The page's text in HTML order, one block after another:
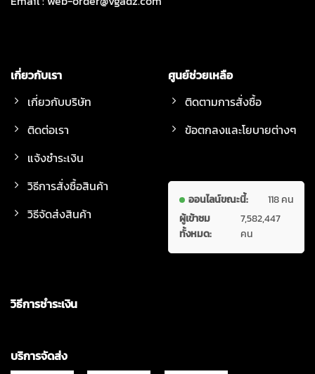
เกี่ยวกับเรา
เกี่ยวกับบริษัท
ติดต่อเรา
แจ้งชำระเงิน
วิธีการสั่งซื้อสินค้า
วิธีจัดส่งสินค้า
ศูนย์ช่วยเหลือ
ติดตามการสั่งซื้อ
ข้อตกลงและโยบายต่างๆ
ออนไลน์ขณะนี้:
118 คน
ผู้เข้าชม
ทั้งหมด:
7,582,447
คน
วิธีการชำระเงิน
บริการจัดส่ง